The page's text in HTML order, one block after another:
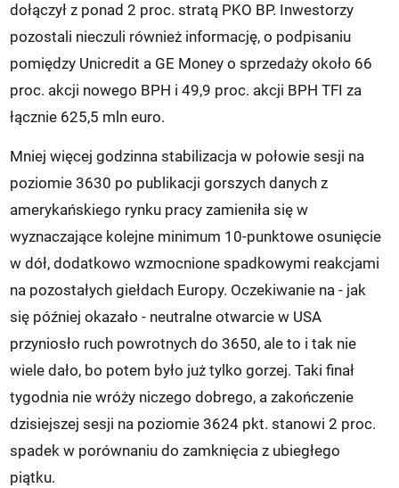
dołączył z ponad 2 proc. stratą PKO BP. Inwestorzy
pozostali nieczuli również informację, o podpisaniu
pomiędzy Unicredit a GE Money o sprzedaży około 66
proc. akcji nowego BPH i 49,9 proc. akcji BPH TFI za
łącznie 625,5 mln euro.
Mniej więcej godzinna stabilizacja w połowie sesji na
poziomie 3630 po publikacji gorszych danych z
amerykańskiego rynku pracy zamieniła się w
wyznaczające kolejne minimum 10-punktowe osunięcie
w dół, dodatkowo wzmocnione spadkowymi reakcjami
na pozostałych giełdach Europy. Oczekiwanie na - jak
się później okazało - neutralne otwarcie w USA
przyniosło ruch powrotnych do 3650, ale to i tak nie
wiele dało, bo potem było już tylko gorzej. Taki finał
tygodnia nie wróży niczego dobrego, a zakończenie
dzisiejszej sesji na poziomie 3624 pkt. stanowi 2 proc.
spadek w porównaniu do zamknięcia z ubiegłego
piątku.